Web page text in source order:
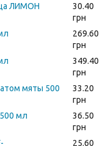
ЛИМОН
30.40
грн
269.60
грн
349.40
грн
мяты 500
33.20
грн
мл
36.50
грн
25.60